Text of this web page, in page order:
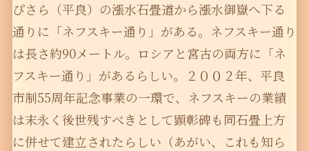
ぴさら（平良）の漲水石畳道から漲水御嶽へ下る
通りに「ネフスキー通り」がある。ネフスキー通り
は長さ約90メートル。ロシアと宮古の両方に「ネ
フスキー通り」があるらしい。２００２年、平良
市制55周年記念事業の一環で、ネフスキーの業績
は末永く後世残すべきとして顕彰碑も同石畳上方
に併せて建立されたらしい（あがい、これも知ら